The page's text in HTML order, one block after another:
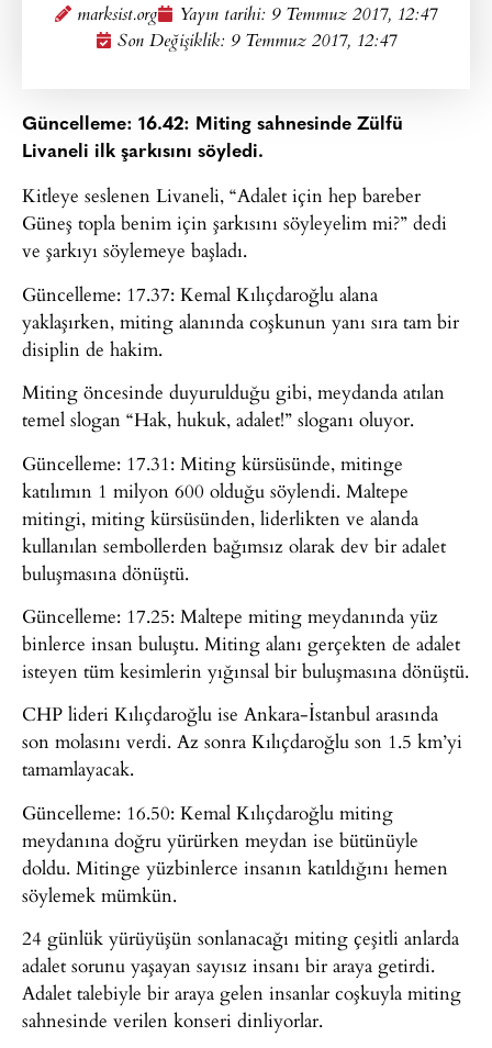
marksist.org Yayın tarihi: 9 Temmuz 2017, 12:47
Son Değişiklik: 9 Temmuz 2017, 12:47
Güncelleme: 16.42: Miting sahnesinde Zülfü
Livaneli ilk şarkısını söyledi.
Kitleye seslenen Livaneli, “Adalet için hep bareber
Güneş topla benim için şarkısını söyleyelim mi?” dedi
ve şarkıyı söylemeye başladı.
Güncelleme: 17.37: Kemal Kılıçdaroğlu alana
yaklaşırken, miting alanında coşkunun yanı sıra tam bir
disiplin de hakim.
Miting öncesinde duyurulduğu gibi, meydanda atılan
temel slogan “Hak, hukuk, adalet!” sloganı oluyor.
Güncelleme: 17.31: Miting kürsüsünde, mitinge
katılımın 1 milyon 600 olduğu söylendi. Maltepe
mitingi, miting kürsüsünden, liderlikten ve alanda
kullanılan sembollerden bağımsız olarak dev bir adalet
buluşmasına dönüştü.
Güncelleme: 17.25: Maltepe miting meydanında yüz
binlerce insan buluştu. Miting alanı gerçekten de adalet
isteyen tüm kesimlerin yığınsal bir buluşmasına dönüştü.
CHP lideri Kılıçdaroğlu ise Ankara-İstanbul arasında
son molasını verdi. Az sonra Kılıçdaroğlu son 1.5 km’yi
tamamlayacak.
Güncelleme: 16.50: Kemal Kılıçdaroğlu miting
meydanına doğru yürürken meydan ise bütünüyle
doldu. Mitinge yüzbinlerce insanın katıldığını hemen
söylemek mümkün.
24 günlük yürüyüşün sonlanacağı miting çeşitli anlarda
adalet sorunu yaşayan sayısız insanı bir araya getirdi.
Adalet talebiyle bir araya gelen insanlar coşkuyla miting
sahnesinde verilen konseri dinliyorlar.